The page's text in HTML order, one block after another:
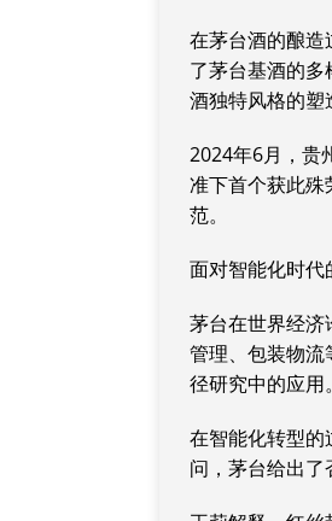
在茅台酒的酿
了茅台基酒的
酒独特风格的塑
2024年6月，贵
准下首个获此
范。
面对智能化时代
茅台在世界经
管理、包装物
径研究中的应用。
在智能化转型的
问，茅台给出了